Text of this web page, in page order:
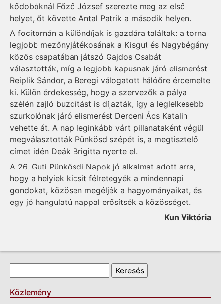
kődobóknál Főző József szerezte meg az első
helyet, őt követte Antal Patrik a második helyen.
A focitornán a különdíjak is gazdára találtak: a torna
legjobb mezőnyjátékosának a Kisgut és Nagybégány
közös csapatában játszó Gajdos Csabát
választották, míg a legjobb kapusnak járó elismerést
Reiplik Sándor, a Beregi válogatott hálóőre érdemelte
ki. Külön érdekesség, hogy a szervezők a pálya
szélén zajló buzdítást is díjazták, így a leglelkesebb
szurkolónak járó elismerést Derceni Ács Katalin
vehette át. A nap leginkább várt pillanataként végül
megválasztották Pünkösd szépét is, a megtisztelő
címet idén Deák Brigitta nyerte el.
A 26. Guti Pünkösdi Napok jó alkalmat adott arra,
hogy a helyiek kicsit félretegyék a mindennapi
gondokat, közösen megéljék a hagyományaikat, és
egy jó hangulatú nappal erősítsék a közösséget.
Kun Viktória
Keresés űrlap
Keresés
Közlemény